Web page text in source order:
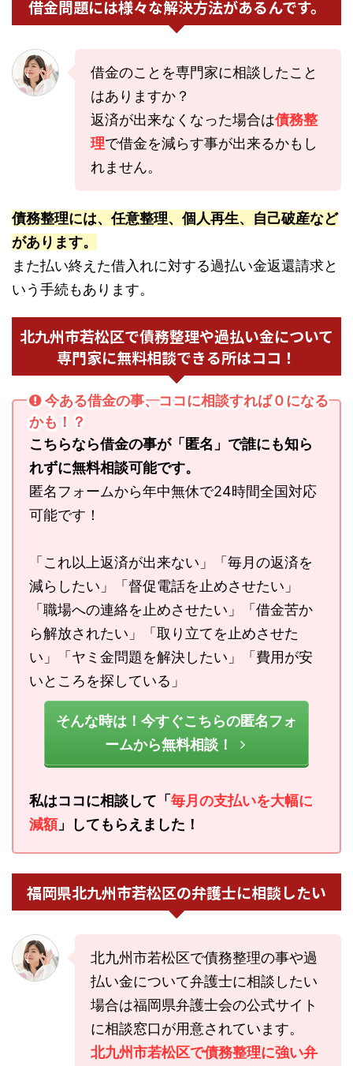
借金問題には様々な解決方法があるんです。
借金のことを専門家に相談したこと
はありますか？
返済が出来なくなった場合は債務整
理で借金を減らす事が出来るかもし
れません。
債務整理には、任意整理、個人再生、自己破産など
があります。
また払い終えた借入れに対する過払い金返還請求と
いう手続もあります。
北九州市若松区で債務整理や過払い金について
専門家に無料相談できる所はココ！
今ある借金の事、ココに相談すれば０になる
かも！？
こちらなら借金の事が「匿名」で誰にも知ら
れずに無料相談可能です。
匿名フォームから年中無休で24時間全国対応
可能です！
「これ以上返済が出来ない」「毎月の返済を
減らしたい」「督促電話を止めさせたい」
「職場への連絡を止めさせたい」「借金苦か
ら解放されたい」「取り立てを止めさせた
い」「ヤミ金問題を解決したい」「費用が安
いところを探している」
そんな時は！今すぐこちらの匿名フォ
ームから無料相談！
私はココに相談して「 毎月の支払いを大幅に
減額」してもらえました！
福岡県北九州市若松区の弁護士に相談したい
北九州市若松区で債務整理の事や過
払い金について弁護士に相談したい
場合は福岡県弁護士会の公式サイト
に相談窓口が用意されています。
北九州市若松区で債務整理に強い弁